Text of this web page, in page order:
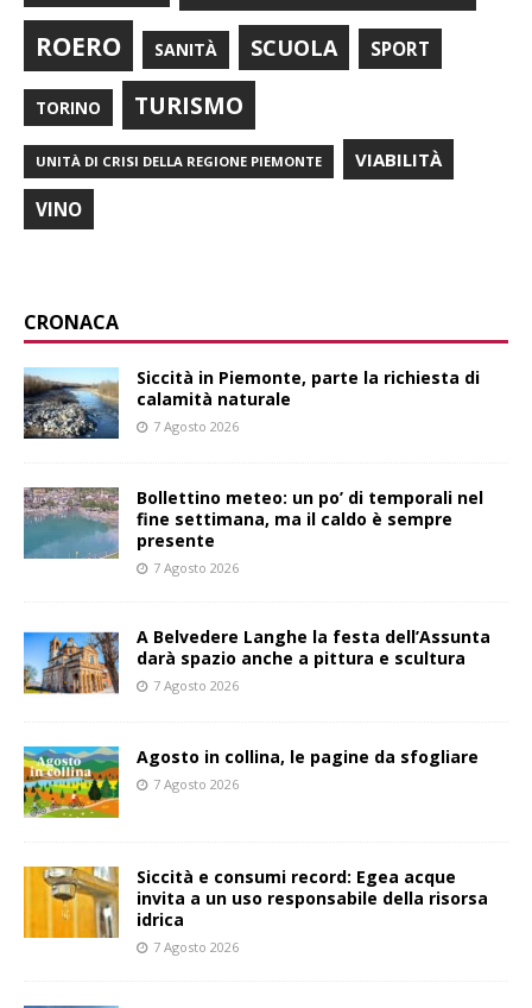
ROERO SANITÀ SCUOLA SPORT
TORINO TURISMO
UNITÀ DI CRISI DELLA REGIONE PIEMONTE VIABILITÀ
VINO
CRONACA
Siccità in Piemonte, parte la richiesta di
calamità naturale
7 Agosto 2026
Bollettino meteo: un po’ di temporali nel
fine settimana, ma il caldo è sempre
presente
7 Agosto 2026
A Belvedere Langhe la festa dell’Assunta
darà spazio anche a pittura e scultura
7 Agosto 2026
Agosto in collina, le pagine da sfogliare
7 Agosto 2026
Siccità e consumi record: Egea acque
invita a un uso responsabile della risorsa
idrica
7 Agosto 2026